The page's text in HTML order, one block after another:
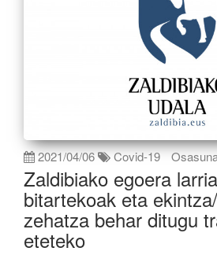
2021/04/06 Covid-19
Zaldibiako egoera
bitartekoak eta
zehatza behar ditugu
eteteko